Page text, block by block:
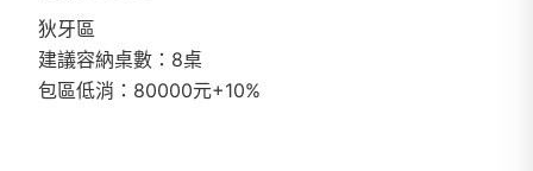
狄牙區
建議容納桌數：8桌
包區低消：80000元+10%